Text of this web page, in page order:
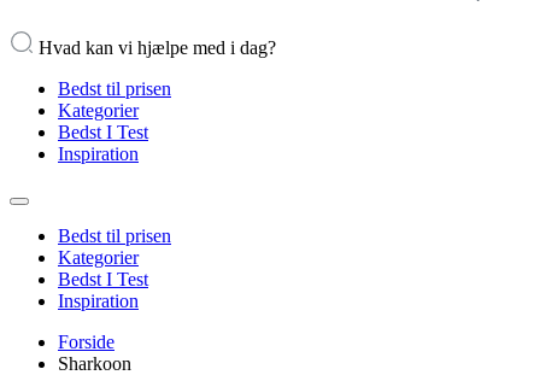
Hvad kan vi hjælpe med i dag?
Bedst til prisen
Kategorier
Bedst I Test
Inspiration
Bedst til prisen
Kategorier
Bedst I Test
Inspiration
Forside
Sharkoon